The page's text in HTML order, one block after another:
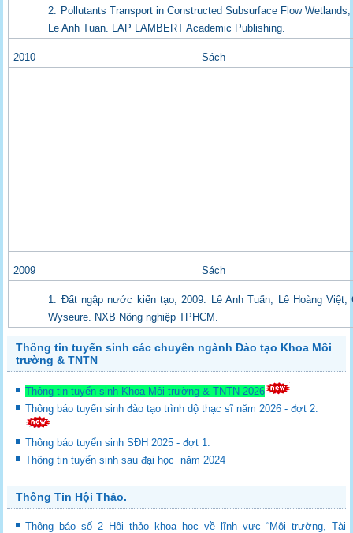
2. Pollutants Transport in Constructed Subsurface Flow Wetlands,
Le Anh Tuan. LAP LAMBERT Academic Publishing.
2010 Sách
2009 Sách
1. Đất ngập nước kiến tạo, 2009. Lê Anh Tuấn, Lê Hoàng Việt,
Wyseure. NXB Nông nghiệp TPHCM.
Thông tin tuyển sinh các chuyên ngành Đào tạo Khoa Môi
trường & TNTN
Thông tin tuyển sinh Khoa Môi trường & TNTN 2026
Thông báo tuyển sinh đào tạo trình dộ thạc sĩ năm 2026 - đợt 2.
Thông báo tuyển sinh SĐH 2025 - đợt 1.
Thông tin tuyển sinh sau đại học năm 2024
Thông Tin Hội Thảo.
Thông báo số 2 Hội thảo khoa học về lĩnh vực “Môi trường, Tài